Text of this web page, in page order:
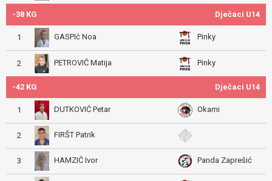
-38 KG Dječaci U14
1 GASPIć Noa Pinky
2 PETROVIĆ Matija Pinky
-42 KG Dječaci U14
1 DUTKOVIĆ Petar Okami
2 FIRŠT Patrik
3 HAMZIĆ Ivor Panda Zaprešić